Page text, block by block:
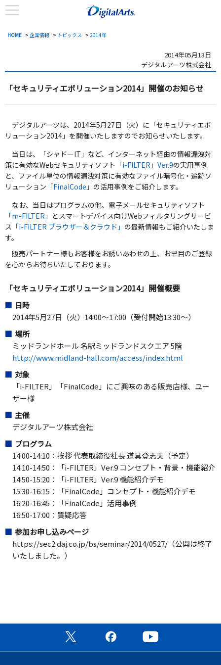
HOME > 企業情報 > トピックス > 2014年
2014年05月13日
デジタルアーツ株式会社
「セキュリティエボリューション2014」開催のお知らせ
デジタルアーツは、2014年5月27日（火）に「セキュリティエボ
リューション2014」を開催いたしますのでお知らせいたします。
当日は、「シャドーIT」など、インターネット経由の情報漏洩対
策に有効なWebセキュリティソフト 「i-FILTER」Ver.9の実用事例
と、ファイル単位の情報漏洩対策に有効なファイル暗号化・追跡ソ
リューション 「FinalCode」 の活用事例をご紹介します。
なお、当日はプログラムの他、電子メールセキュリティソフト
「m-FILTER」 とスマートデバイス向けWebフィルタリングサービ
ス 「i-FILTER ブラウザー＆クラウド」 の最新情報もご紹介いたしま
す。
販売パートナー様もお客様をお誘いあわせの上、お早目のご登録
を心からお待ちいたしております。
「セキュリティエボリューション2014」開催概要
日時
2014年5月27日（火）14:00～17:00（受付開始13:30～）
場所
ミッドランドホール 名駅ミッドランドスクエア 5階
http://www.midland-hall.com/access/index.html
対象
「i-FILTER」「FinalCode」にご興味のある販売店様、ユー
ザー様
主催
デジタルアーツ株式会社
プログラム
14:00-14:10：挨拶 代表取締役社長 道具登志夫（予定）
14:10-14:50：「i-FILTER」Ver.9 コンセプト・背景・機能紹介
14:50-15:20：「i-FILTER」Ver.9 機能紹介デモ
15:30-16:15：「FinalCode」コンセプト・機能紹介デモ
16:20-16:45：「FinalCode」活用事例
16:50-17:00：質疑応答
参加お申し込みページ
https://sec2.daj.co.jp/bs/seminar/2014/0527/（公開は終了
いたしました。）
公式X（旧Twitter）ページ
公式Facebookページ